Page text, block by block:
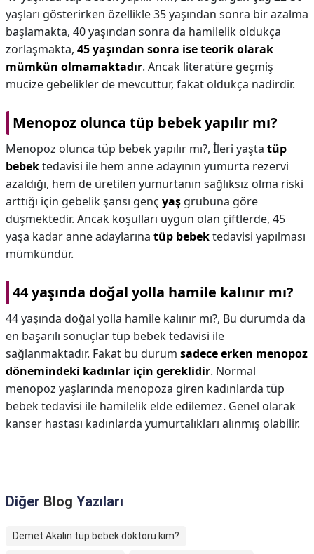
yaşları gösterirken özellikle 35 yaşından sonra bir azalma
başlamakta, 40 yaşından sonra da hamilelik oldukça
zorlaşmakta, 45 yaşından sonra ise teorik olarak
mümkün olmamaktadır. Ancak literatüre geçmiş
mucize gebelikler de mevcuttur, fakat oldukça nadirdir.
Menopoz olunca tüp bebek yapılır mı?
Menopoz olunca tüp bebek yapılır mı?, İleri yaşta tüp
bebektedavisi ile hem anne adayının yumurta rezervi
azaldığı, hem de üretilen yumurtanın sağlıksız olma riski
arttığı için gebelik şansı genç yaş grubuna göre
düşmektedir. Ancak koşulları uygun olan çiftlerde, 45
yaşa kadar anne adaylarına tüp bebektedavisi yapılması
mümkündür.
44 yaşında doğal yolla hamile kalınır mı?
44 yaşında doğal yolla hamile kalınır mı?, Bu durumda da
en başarılı sonuçlar tüp bebek tedavisi ile
sağlanmaktadır. Fakat bu durum sadece erken menopoz
dönemindeki kadınlar için gereklidir. Normal
menopoz yaşlarında menopoza giren kadınlarda tüp
bebek tedavisi ile hamilelik elde edilemez. Genel olarak
kanser hastası kadınlarda yumurtalıkları alınmış olabilir.
Diğer Blog Yazıları
Demet Akalın tüp bebek doktoru kim?